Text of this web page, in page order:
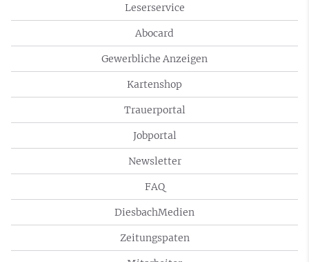
Leserservice
Abocard
Gewerbliche Anzeigen
Kartenshop
Trauerportal
Jobportal
Newsletter
FAQ
DiesbachMedien
Zeitungspaten